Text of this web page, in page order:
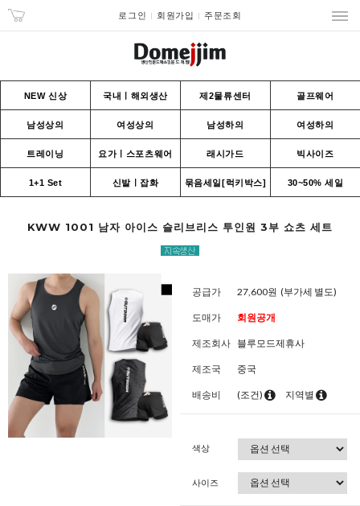
로그인 회원가입 주문조회
NEW 신상 국내ㅣ해외생산 제2물류센터 골프웨어
남성상의 여성상의 남성하의 여성하의
트레이닝 요가ㅣ스포츠웨어 래시가드 빅사이즈
1+1 Set 신발ㅣ잡화 묶음세일[럭키박스] 30~50% 세일
KWW 1001 남자 아이스 슬리브리스 투인원 3부 쇼츠 세트
공급가 27,600원 (부가세 별도)
도매가 회원공개
제조회사 블루모드제휴사
제조국 중국
배송비 (조건) 지역별
색상
사이즈